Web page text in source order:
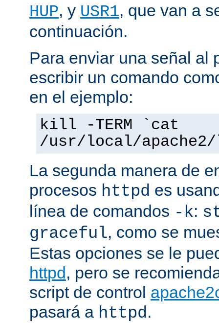
HUP, y USR1, que van a
continuación.
Para enviar una señal al
escribir un comando
en el ejemplo:
kill -TERM `cat
/usr/local/
La segunda manera de
procesos httpd es
línea de comandos -k:
graceful, como se
Estas opciones se le
httpd, pero se
script de control
pasará a httpd.